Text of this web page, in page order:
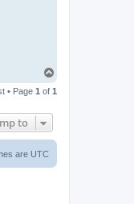
p
• Page 1 of 1
to
are UTC